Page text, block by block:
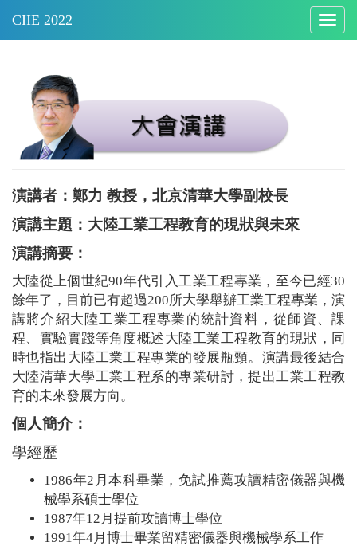
演講者 ： 鄭力 教授，北京清華大學副校長
演講主題： 大陸工業工程教育的現狀與未來
演講摘要：
大陸從上個世紀90年代引入工業工程專業，至今已經30
餘年了，目前已有超過200所大學舉辦工業工程專業，演
講將介紹大陸工業工程專業的統計資料，從師資、課
程、實驗實踐等角度概述大陸工業工程教育的現狀，同
時也指出大陸工業工程專業的發展瓶頸。演講最後結合
大陸清華大學工業工程系的專業研討，提出工業工程教
育的未來發展方向。
個人簡介：
學經歷
1986年2月本科畢業，免試推薦攻讀精密儀器與機
械學系碩士學位
1987年12月提前攻讀博士學位
1991年4月博士畢業留精密儀器與機械學系工作